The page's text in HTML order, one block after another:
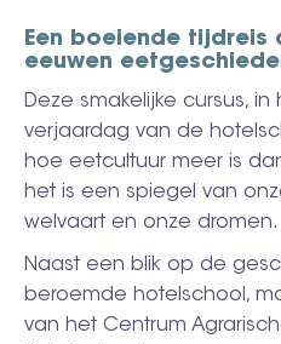
Een boeiende tijdreis
eeuwen
Deze smakelijke cursus,
verjaardag van de
hoe eetcultuur meer is
het is een spiegel van
welvaart en onze dromen.
Naast een blik op de
beroemde hotelschool,
van het Centrum